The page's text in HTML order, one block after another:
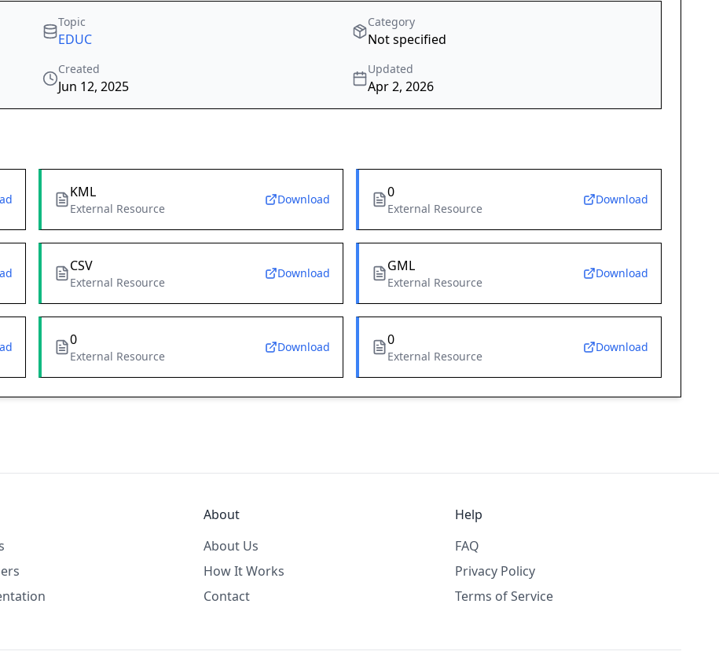
Topic
EDUC
Category
Not specified
Created
Jun 12, 2025
Updated
Apr 2, 2026
KML
External Resource
Download 0
External Resource
Download
CSV
External Resource
Download GML
External Resource
Download
0
External Resource
Download 0
External Resource
Download
About
About Us
How It Works
Contact
Help
FAQ
Privacy Policy
Terms of Service